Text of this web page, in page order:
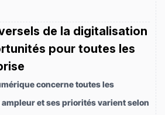
de la digitalisation
pour toutes les
concerne toutes les
et ses priorités varient selon